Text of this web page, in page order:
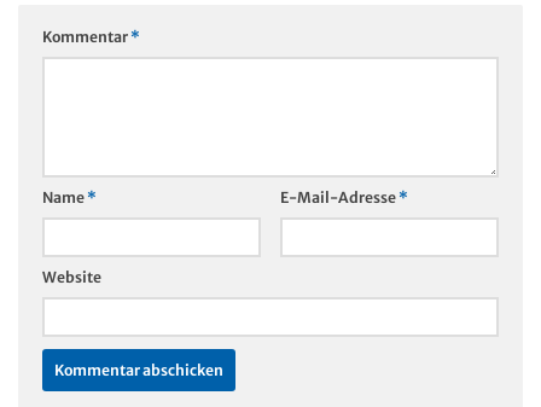
Kommentar *
Name * E-Mail-Adresse *
Website